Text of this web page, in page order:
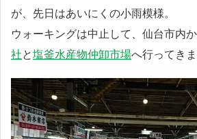
が、先日はあいにくの小雨模様。
ウォーキングは中止して、仙台市内
社と塩釜水産物仲卸市場へ行ってきま